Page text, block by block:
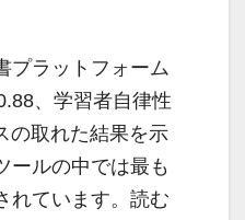
プラットフォーム
、学習者自律性
の取れた結果を示
ールの中では最も
れています。読む